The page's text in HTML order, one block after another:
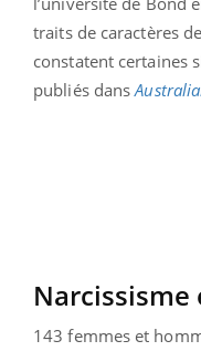
traits de caractères
constatent certaines
publiés dans
143 femmes et